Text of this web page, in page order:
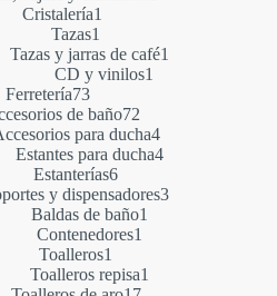
Cristalería1
Tazas1
producto
Tazas y jarras de café1
CD y vinilos1
Ferretería7373
productos
de baño7272
productos
para ducha44
productos
Estantes para ducha44
Estanterías66
productos
y dispensadores33
Baldas de baño1
Contenedores1
Toalleros1
producto
Toalleros repisa1